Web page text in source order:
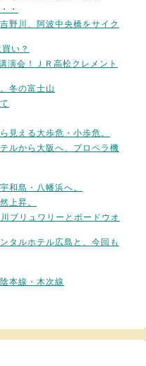
・
野川、阿波中央橋をサイク
い？
会！ＪＲ高松クレメント
冬の富士山
見える大歩危・小歩危。
ルから大阪へ、プロペラ機
和島・八幡浜へ。
上昇。
ブリュワリーとボードウオ
タルホテル広島と、今回も
本線・木次線